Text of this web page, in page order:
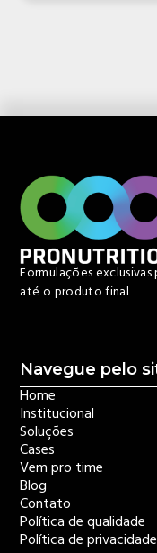
Formulações
até o produto final
Navegue pelo
Home
Institucional
Soluções
Cases
Vem pro time
Blog
Contato
Política de qualidade
Política de privacidade